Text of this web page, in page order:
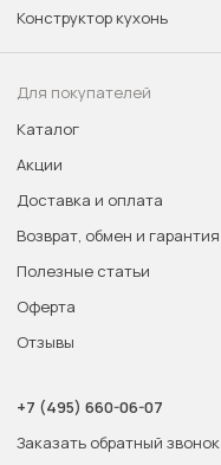
Конструктор кухонь
Для покупателей
Каталог
Акции
Доставка и оплата
Возврат, обмен и гарантия
Полезные статьи
Оферта
Отзывы
+7 (495) 660-06-07
Заказать обратный звонок